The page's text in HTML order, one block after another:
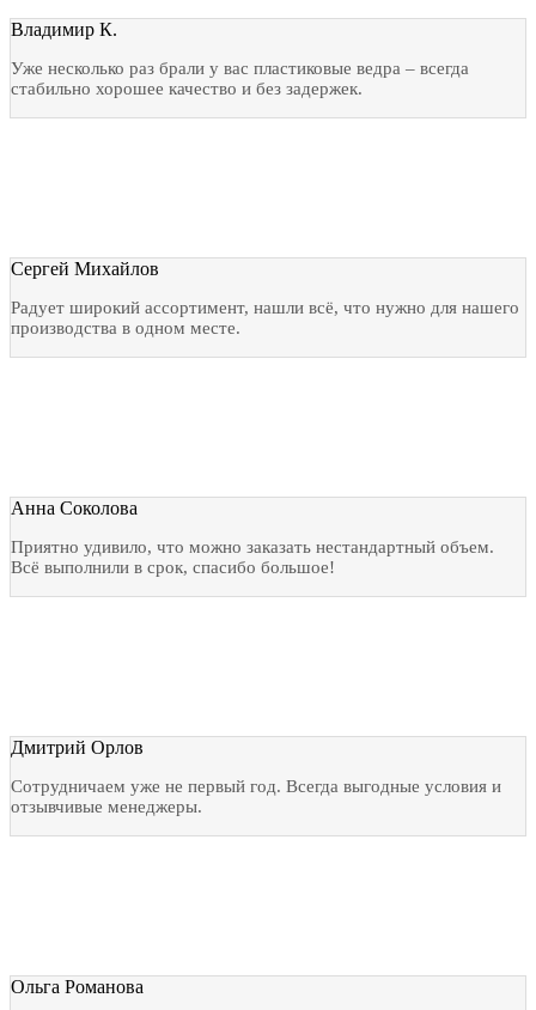
Владимир К.
Уже несколько раз брали у вас пластиковые ведра – всегда
стабильно хорошее качество и без задержек.
Сергей Михайлов
Радует широкий ассортимент, нашли всё, что нужно для нашего
производства в одном месте.
Анна Соколова
Приятно удивило, что можно заказать нестандартный объем.
Всё выполнили в срок, спасибо большое!
Дмитрий Орлов
Сотрудничаем уже не первый год. Всегда выгодные условия и
отзывчивые менеджеры.
Ольга Романова